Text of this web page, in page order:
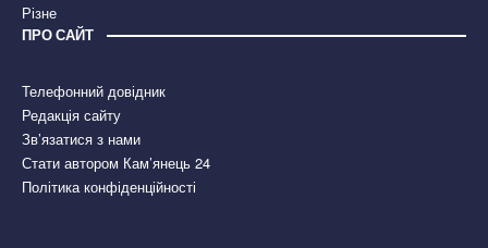
Різне
ПРО САЙТ
Телефонний довідник
Редакція сайту
Зв’язатися з нами
Стати автором Кам’янець 24
Політика конфіденційності